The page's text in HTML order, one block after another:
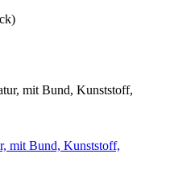
mit Bund, Kunststoff,